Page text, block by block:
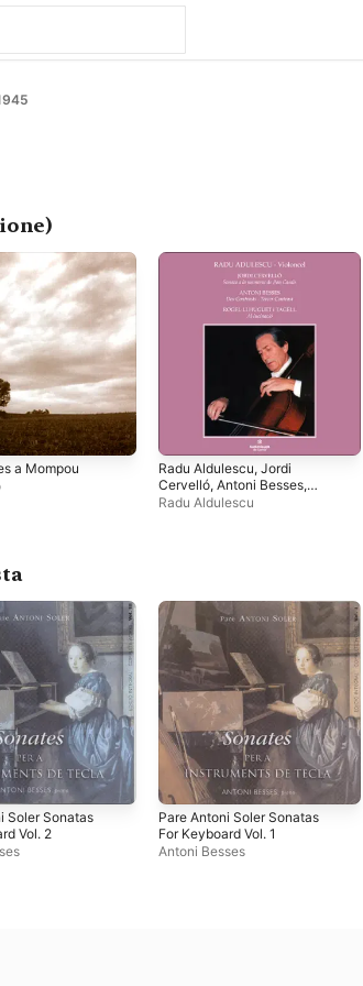
a Mompou
Radu Aldulescu, Jordi
Cervelló, Antoni Besses,
Rogel·li Huguet i Tagell
Radu Aldulescu
Soler Sonatas
Vol. 2
Pare Antoni Soler Sonatas
For Keyboard Vol. 1
Antoni Besses